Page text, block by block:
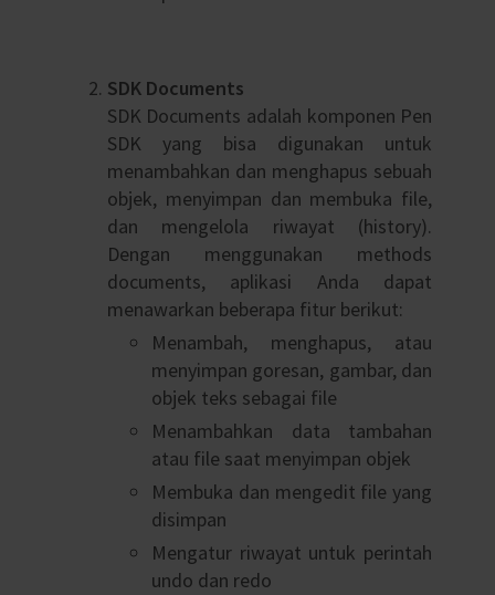
SDK Documents
SDK Documents adalah komponen Pen
SDK yang bisa digunakan untuk
menambahkan dan menghapus sebuah
objek, menyimpan dan membuka file,
dan mengelola riwayat (history).
Dengan menggunakan methods
documents, aplikasi Anda dapat
menawarkan beberapa fitur berikut:
Menambah, menghapus, atau
menyimpan goresan, gambar, dan
objek teks sebagai file
Menambahkan data tambahan
atau file saat menyimpan objek
Membuka dan mengedit file yang
disimpan
Mengatur riwayat untuk perintah
undo dan redo